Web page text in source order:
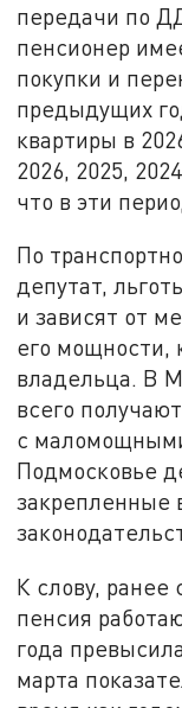
передачи по
пенсионер
покупки и
предыдущих
квартиры в
2026, 2025,
что в эти
По
депутат,
и зависят от
его мощности,
владельца. В
всего
с
Подмосковье
закрепленные
К слову, ранее
пенсия
года
марта